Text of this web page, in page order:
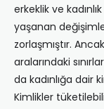
erkeklik ve
yaşanan
zorlaşmıştır.
aralarındaki
da kadınlığa dair
Kimlikler